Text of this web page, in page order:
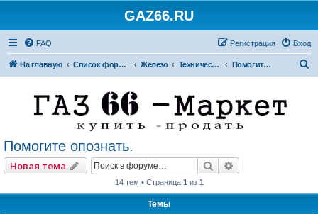
GAZ66.RU
FAQ Вход
Регистрация
На главную Список форумов Железо Технический форум Помогите опознать.
Помогите опознать.
Новая тема Поиск
14 тем • Страница 1 из 1
Темы